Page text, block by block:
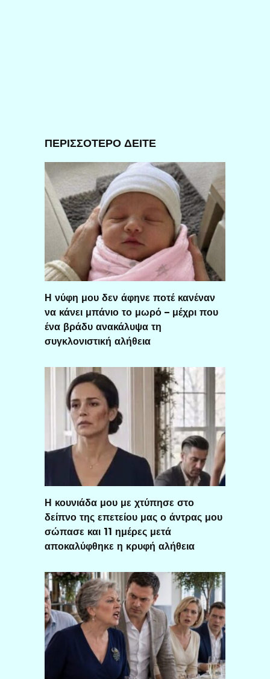
ΠΕΡΙΣΣΟΤΕΡΟ ΔΕΙΤΕ
Η νύφη μου δεν άφηνε ποτέ κανέναν
να κάνει μπάνιο το μωρό – μέχρι που
ένα βράδυ ανακάλυψα τη
συγκλονιστική αλήθεια
Η κουνιάδα μου με χτύπησε στο
δείπνο της επετείου μας ο άντρας μου
σώπασε και 11 ημέρες μετά
αποκαλύφθηκε η κρυφή αλήθεια